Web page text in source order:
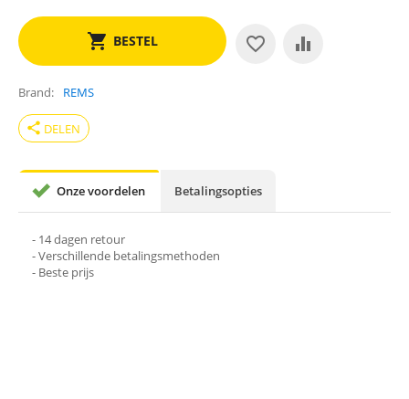
BESTEL
Brand REMS
share DELEN
Onze voordelen Betalingsopties
- 14 dagen retour
- Verschillende betalingsmethoden
- Beste prijs